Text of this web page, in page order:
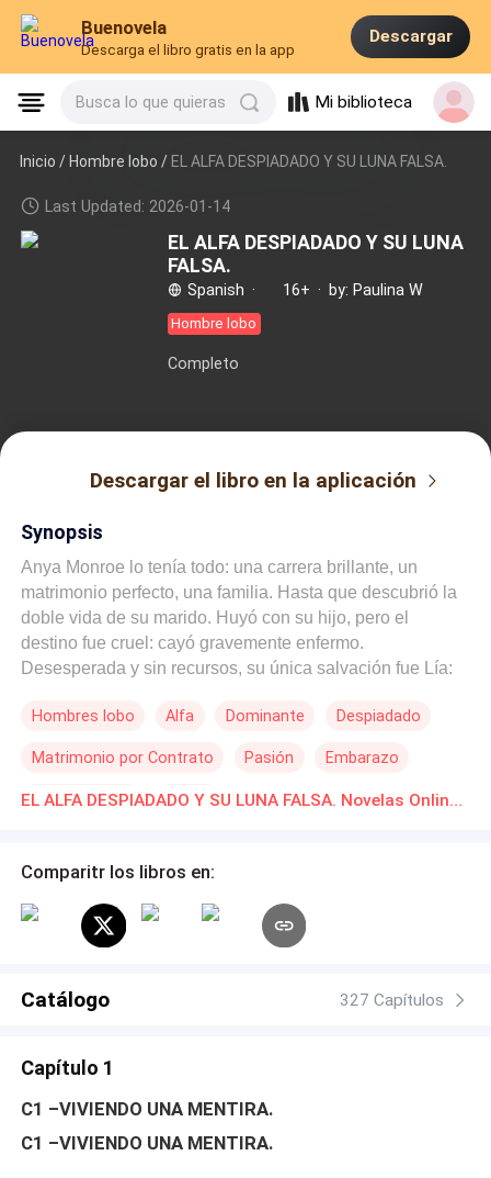
Buenovela
Descarga el libro gratis en la app
Descargar
Busca lo que quieras Mi biblioteca
Inicio /Hombre lobo / EL ALFA DESPIADADO Y SU LUNA FALSA.
Last Updated: 2026-01-14
EL ALFA DESPIADADO Y SU LUNA
FALSA.
Spanish · 16+ · by: Paulina W
Hombre lobo
Completo
Descargar el libro en la aplicación
Synopsis
Anya Monroe lo tenía todo: una carrera brillante, un
matrimonio perfecto, una familia. Hasta que descubrió la
doble vida de su marido. Huyó con su hijo, pero el
destino fue cruel: cayó gravemente enfermo.
Desesperada y sin recursos, su única salvación fue Lía:
ellos. Una loba. Así, Anya fue entregada a Rowan
hombre frío y letal, cuya simple presencia despertó algo
salvaje en lo más profundo de ella. Poco a poco, la farsa
por eso la advertencia de Rowan es clara: —No soy tan
consuelo. Pero si te descubro con otro… —sus dedos se
cerraron sobre su cuello —…te convertiré en carne para
oscuridad, ha encontrado su verdadero hogar. Y lo
Hombres lobo Alfa Dominante Despiadado
Matrimonio por Contrato Pasión Embarazo
Verdad Oculta Drama EL ALFA DESPIADADO Y SU LUNA FALSA. Novelas Online Descarga gratuita de PDF
Comparitr los libros en:
Catálogo 327 Capítulos
Capítulo 1
C1 –VIVIENDO UNA MENTIRA.
C1 –VIVIENDO UNA MENTIRA.